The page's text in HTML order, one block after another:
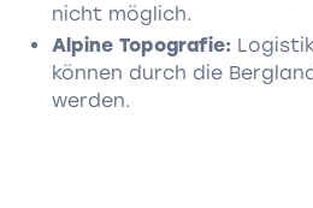
nicht möglich.
Alpine Topografie:
können durch die
werden.